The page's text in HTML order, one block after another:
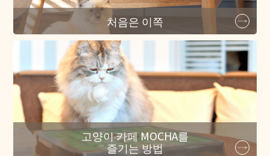
처음은 이쪽
고양이 카페 MOCHA를
즐기는 방법